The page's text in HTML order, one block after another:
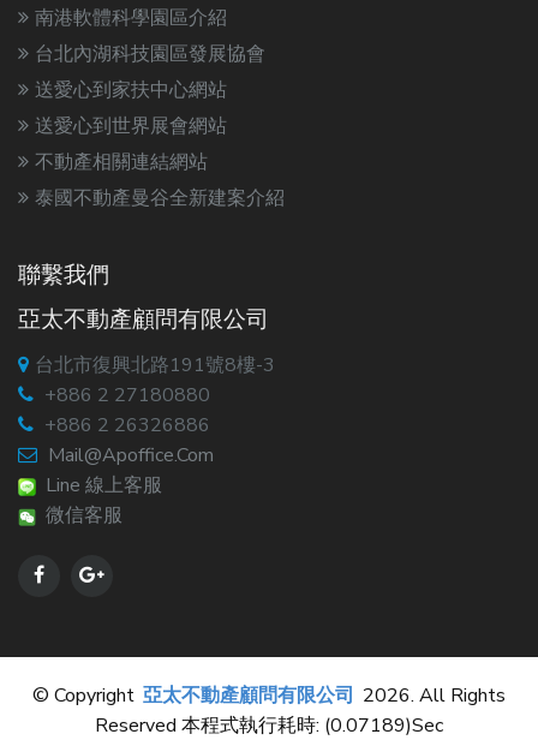
南港軟體科學園區介紹
台北內湖科技園區發展協會
送愛心到家扶中心網站
送愛心到世界展會網站
不動產相關連結網站
泰國不動產曼谷全新建案介紹
聯繫我們
亞太不動產顧問有限公司
台北市復興北路191號8樓-3
+886 2 27180880
+886 2 26326886
Mail@apoffice.com
Line 線上客服
微信客服
© Copyright 亞太不動產顧問有限公司 2026. All Rights
Reserved 本程式執行耗時: (0.07189)sec